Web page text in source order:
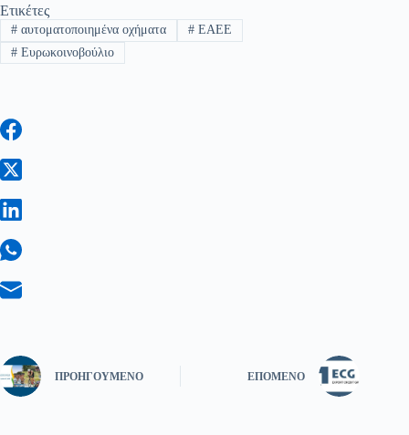
Ετικέτες
#αυτοματοποιημένα οχήματα #ΕΑΕΕ
#Ευρωκοινοβούλιο
ΠΡΟΗΓΟΎΜΕΝΟ ΕΠΌΜΕΝΟ